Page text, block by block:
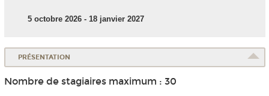
5 octobre 2026 - 18 janvier 2027
PRÉSENTATION
Nombre de stagiaires maximum : 30